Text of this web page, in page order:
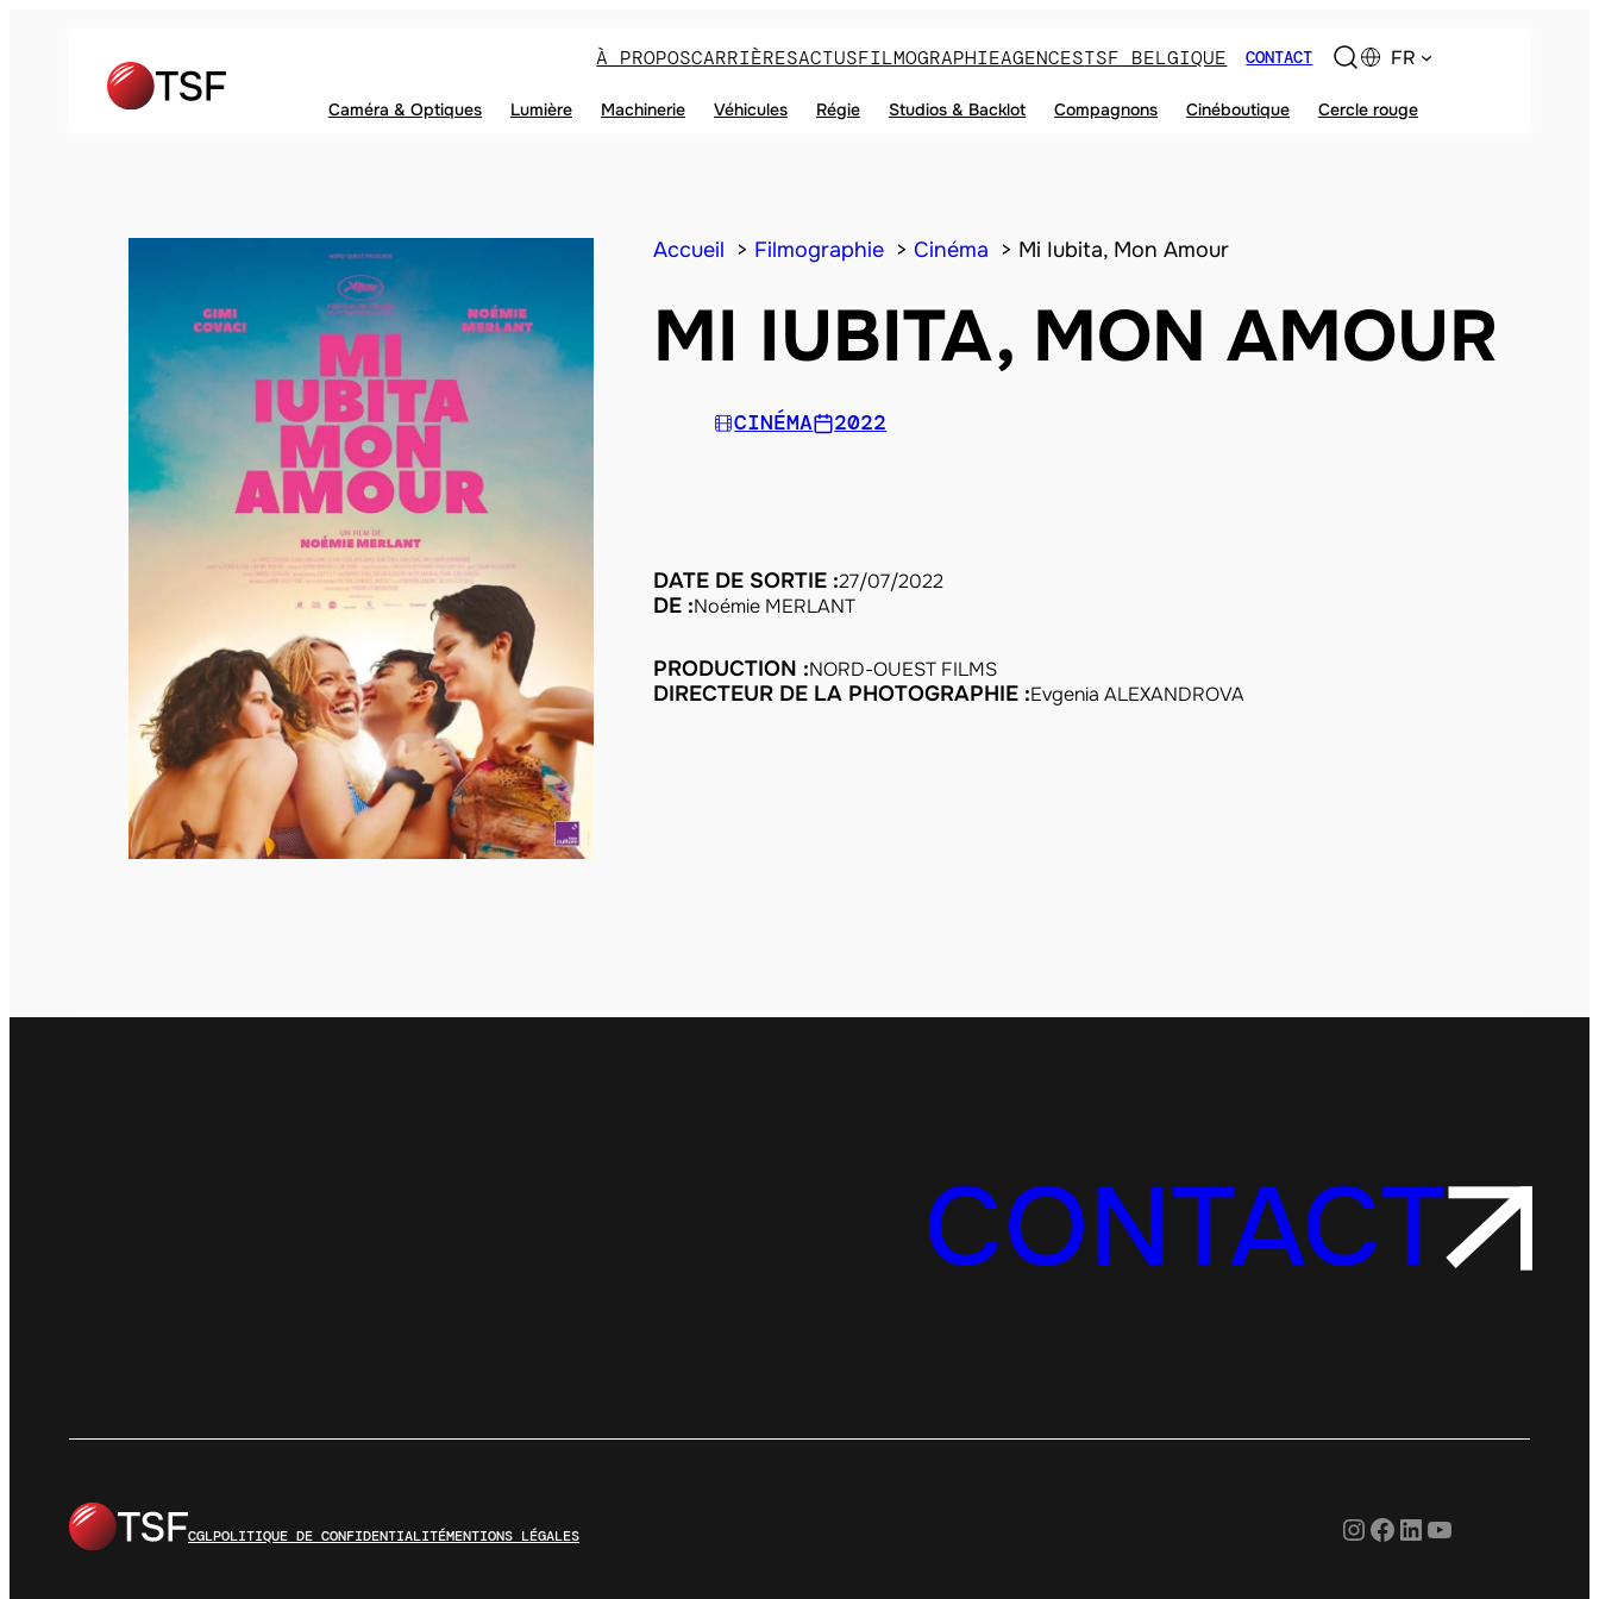
À PROPOSCARRIÈRESACTUSFILMOGRAPHIEAGENCESTSF BELGIQUE CONTACT FR
Caméra & Optiques Lumière Machinerie Véhicules Régie Studios & Backlot Compagnons Cinéboutique Cercle rouge
Accueil Filmographie Cinéma Mi Iubita, Mon Amour
MI IUBITA, MON AMOUR
CINÉMA 2022
DATE DE SORTIE :27/07/2022
DE :Noémie MERLANT
PRODUCTION :NORD-OUEST FILMS
DIRECTEUR DE LA PHOTOGRAPHIE :Evgenia ALEXANDROVA
CONTACT
CGLPOLITIQUE DE CONFIDENTIALITÉMENTIONS LÉGALES Instagram
Facebook
LinkedIn
YouTube